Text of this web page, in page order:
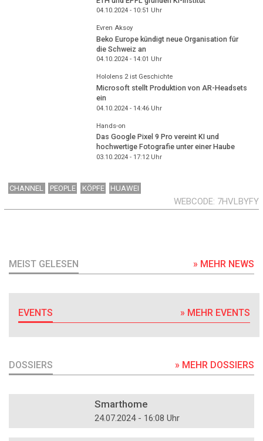
04.10.2024 - 10:51 Uhr
Evren Aksoy
Beko Europe kündigt neue Organisation für
die Schweiz an
04.10.2024 - 14:01 Uhr
Hololens 2 ist Geschichte
Microsoft stellt Produktion von AR-Headsets
ein
04.10.2024 - 14:46Uhr
Hands-on
Das Google Pixel 9 Pro vereint KI und
hochwertige Fotografie unter einer Haube
03.10.2024 - 17:12Uhr
CHANNEL PEOPLE KÖPFE HUAWEI
WEBCODE 7HVLBYFY
MEIST GELESEN » MEHR NEWS
EVENTS » MEHR EVENTS
DOSSIERS » MEHR DOSSIERS
Smarthome
24.07.2024 - 16:08 Uhr